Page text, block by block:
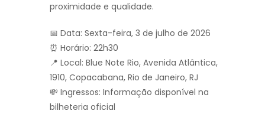
proximidade e qualidade.
📅 Data: Sexta-feira, 3 de julho de 2026
⏰ Horário: 22h30
📍 Local: Blue Note Rio, Avenida Atlântica,
1910, Copacabana, Rio de Janeiro, RJ
💸 Ingressos: Informação disponível na
bilheteria oficial